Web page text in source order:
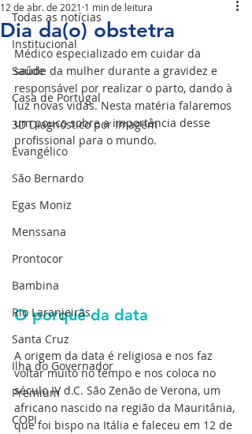
Todas as notícias
Institucional
Saúde
Casa de Portugal
3D Diagnóstico por Imagem
Evangélico
São Bernardo
Egas Moniz
Menssana
Prontocor
Bambina
Rio Laranjeiras
Santa Cruz
Ilha do Governador
Premium
COPI
Dia da(o) obstetra
12 de abr. de 2021 1 min de leitura
Médico especializado em cuidar da
saúde da mulher durante a gravidez e
responsável por realizar o parto, dando à
luz novas vidas. Nesta matéria falaremos
um pouco sobre a importância desse
profissional para o mundo.
O porquê da data
A origem da data é religiosa e nos faz
voltar muito no tempo e nos coloca no
século IV d.C. São Zenão de Verona, um
africano nascido na região da Mauritânia,
que foi bispo na Itália e faleceu em 12 de